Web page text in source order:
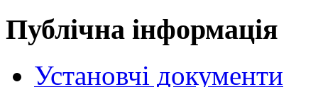
Публічна інформація
Установчі документи